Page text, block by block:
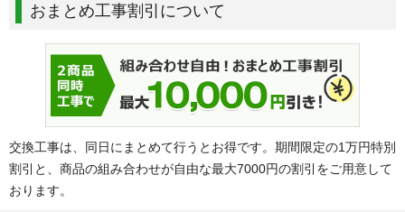
おまとめ工事割引について
交換工事は、同日にまとめて行うとお得です。期間限定の1万円特別
割引と、商品の組み合わせが自由な最大7000円の割引をご用意して
おります。